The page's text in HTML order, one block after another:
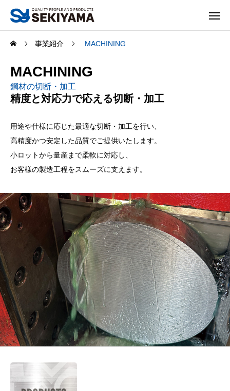
事業紹介 MACHINING
MACHINING
鋼材の切断・加工
精度と対応力で応える切断・加工
用途や仕様に応じた最適な切断・加工を行い、
高精度かつ安定した品質でご提供いたします。
小ロットから量産まで柔軟に対応し、
お客様の製造工程をスムーズに支えます。